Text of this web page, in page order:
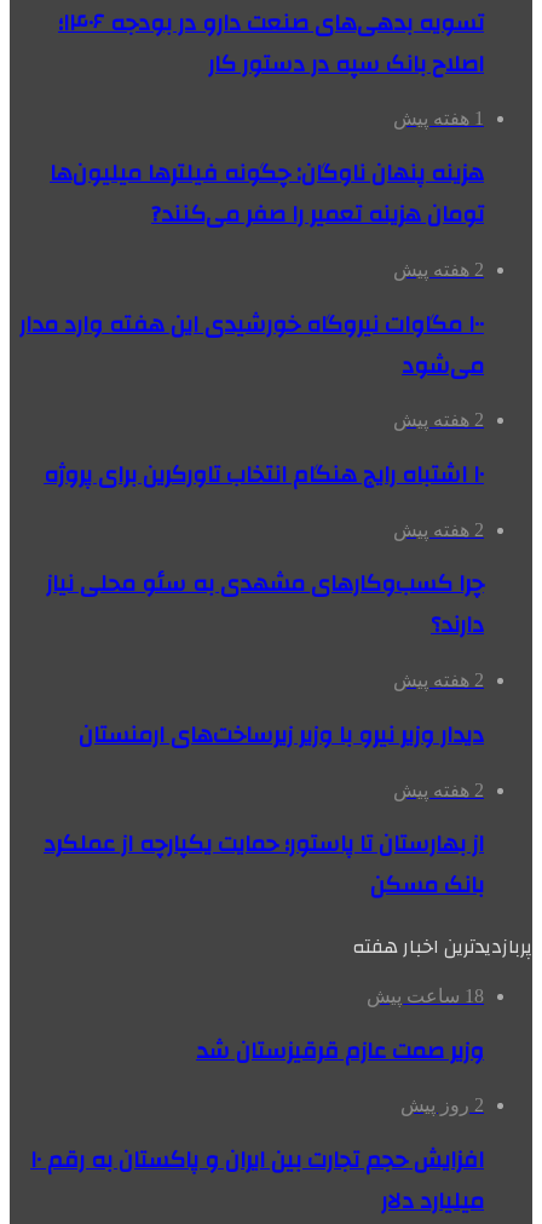
تسویه بدهی‌های صنعت دارو در بودجه ۱۴۰۶؛
اصلاح بانک سپه در دستور کار
1 هفته پیش
هزینه پنهان ناوگان: چگونه فیلترها میلیون‌ها
تومان هزینه تعمیر را صفر می‌کنند?
2 هفته پیش
۱۰۰ مگاوات نیروگاه‌ خورشیدی این هفته وارد مدار
می‌شود
2 هفته پیش
۱۰ اشتباه رایج هنگام انتخاب تاورکرین برای پروژه
2 هفته پیش
چرا کسب‌وکارهای مشهدی به سئو محلی نیاز
دارند؟
2 هفته پیش
دیدار وزیر نیرو با وزیر زیرساخت‌های ارمنستان
2 هفته پیش
از بهارستان تا پاستور؛ حمایت یکپارچه از عملکرد
بانک مسکن
پربازدیدترین اخبار هفته
18 ساعت پیش
وزیر صمت عازم قرقیزستان شد
2 روز پیش
افزایش حجم تجارت بین ایران و پاکستان به رقم ۱۰
میلیارد دلار